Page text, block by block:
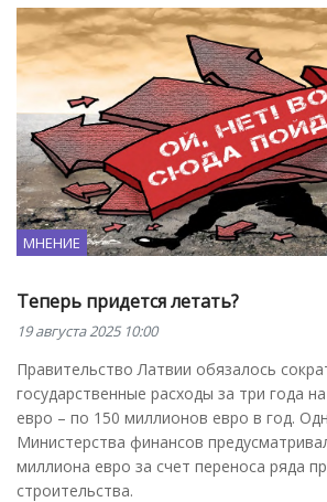
МНЕНИЕ
Теперь придется летать?
19 августа 2025 10:00
Правительство Латвии обязалось
государственные расходы за три года
евро – по 150 миллионов евро в год.
Министерства финансов
миллиона евро за счет переноса ряда
строительства.